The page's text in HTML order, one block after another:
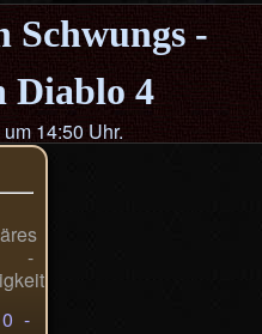
Schwungs -
Diablo 4
14:50 Uhr.
-